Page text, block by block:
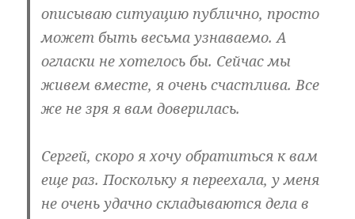
описываю ситуацию публично, просто
может быть весьма узнаваемо. А
огласки не хотелось бы. Сейчас мы
живем вместе, я очень счастлива. Все
же не зря я вам доверилась.
Сергей, скоро я хочу обратиться к вам
еще раз. Поскольку я переехала, у меня
не очень удачно складываются дела в